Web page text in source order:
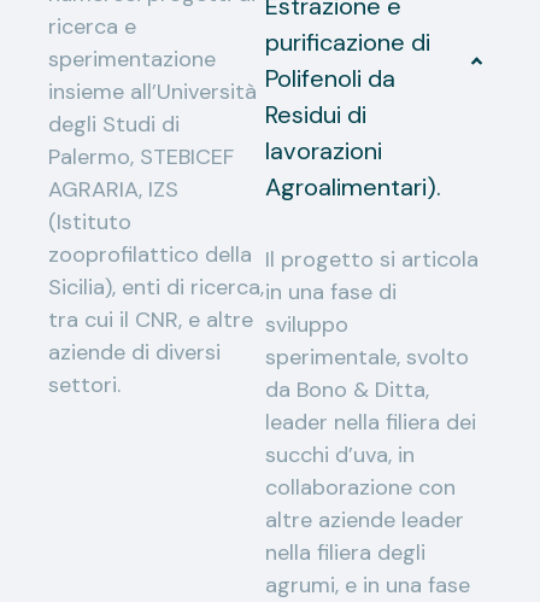
ricerca e
sperimentazione
insieme all’Università
degli Studi di
Palermo, STEBICEF
AGRARIA, IZS
(Istituto
zooprofilattico della
Sicilia), enti di ricerca,
tra cui il CNR, e altre
aziende di diversi
settori.
purificazione di
Polifenoli da
Residui di
lavorazioni
Agroalimentari).
Il progetto si articola
in una fase di
sviluppo
sperimentale, svolto
da Bono & Ditta,
leader nella filiera dei
succhi d’uva, in
collaborazione con
altre aziende leader
nella filiera degli
agrumi, e in una fase